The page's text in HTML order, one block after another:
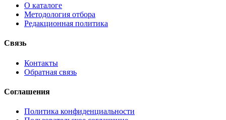
О каталоге
Методология отбора
Редакционная политика
Связь
Контакты
Обратная связь
Соглашения
Политика конфиденциальности